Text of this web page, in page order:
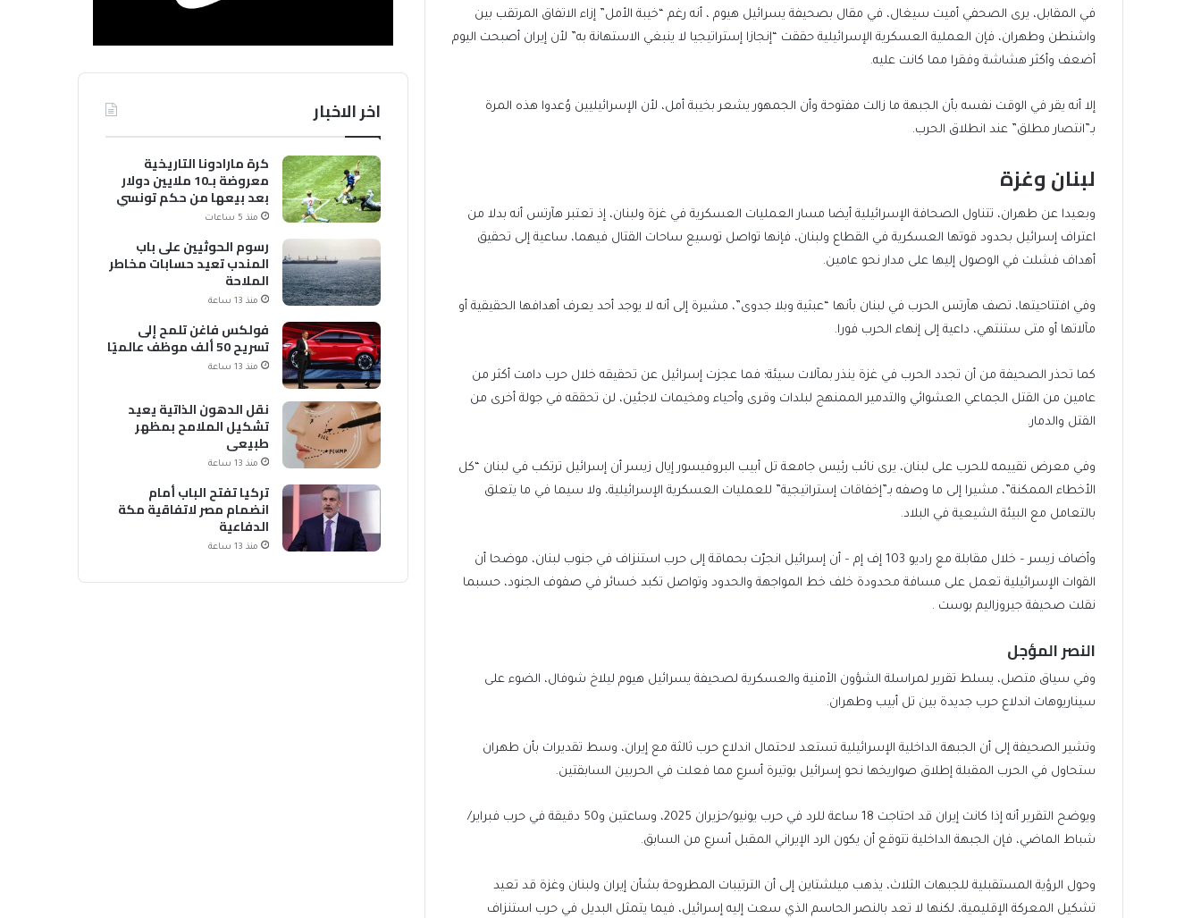
في المقابل، يرى الصحفي أميت سيغال، في مقال بصحيفة يسرائيل هيوم ، أنه رغم “خيبة الأمل” إزاء الاتفاق المرتقب بين
واشنطن وطهران، فإن العملية العسكرية الإسرائيلية حققت “إنجازا إستراتيجيا لا ينبغي الاستهانة به” لأن إيران أصبحت اليوم
أضعف وأكثر هشاشة وفقرا مما كانت عليه.
إلا أنه يقر في الوقت نفسه بأن الجبهة ما زالت مفتوحة وأن الجمهور يشعر بخيبة أمل، لأن الإسرائيليين وُعدوا هذه المرة
بـ”انتصار مطلق” عند انطلاق الحرب.
لبنان وغزة
وبعيدا عن طهران، تتناول الصحافة الإسرائيلية أيضا مسار العمليات العسكرية في غزة ولبنان، إذ تعتبر هآرتس أنه بدلا من
اعتراف إسرائيل بحدود قوتها العسكرية في القطاع ولبنان، فإنها تواصل توسيع ساحات القتال فيهما، ساعية إلى تحقيق
أهداف فشلت في الوصول إليها على مدار نحو عامين.
وفي افتتاحيتها، تصف هآرتس الحرب في لبنان بأنها “عبثية وبلا جدوى”، مشيرة إلى أنه لا يوجد أحد يعرف أهدافها الحقيقية أو
مآلاتها أو متى ستنتهي، داعية إلى إنهاء الحرب فورا.
كما تحذر الصحيفة من أن تجدد الحرب في غزة ينذر بمآلات سيئة؛ فما عجزت إسرائيل عن تحقيقه خلال حرب دامت أكثر من
عامين من القتل الجماعي العشوائي والتدمير الممنهج لبلدات وقرى وأحياء ومخيمات لاجئين، لن تحققه في جولة أخرى من
القتل والدمار.
وفي معرض تقييمه للحرب على لبنان، يرى نائب رئيس جامعة تل أبيب البروفيسور إيال زيسر أن إسرائيل ترتكب في لبنان “كل
الأخطاء الممكنة”، مشيرا إلى ما وصفه بـ”إخفاقات إستراتيجية” للعمليات العسكرية الإسرائيلية، ولا سيما في ما يتعلق
بالتعامل مع البيئة الشيعية في البلاد.
وأضاف زيسر – خلال مقابلة مع راديو 103 إف إم – أن إسرائيل انجرّت بحماقة إلى حرب استنزاف في جنوب لبنان، موضحا أن
القوات الإسرائيلية تعمل على مسافة محدودة خلف خط المواجهة والحدود وتواصل تكبد خسائر في صفوف الجنود، حسبما
نقلت صحيفة جيروزاليم بوست .
النصر المؤجل
وفي سياق متصل، يسلط تقرير لمراسلة الشؤون الأمنية والعسكرية لصحيفة يسرائيل هيوم ليلاخ شوفال، الضوء على
سيناريوهات اندلاع حرب جديدة بين تل أبيب وطهران.
وتشير الصحيفة إلى أن الجبهة الداخلية الإسرائيلية تستعد لاحتمال اندلاع حرب ثالثة مع إيران، وسط تقديرات بأن طهران
ستحاول في الحرب المقبلة إطلاق صواريخها نحو إسرائيل بوتيرة أسرع مما فعلت في الحربين السابقتين.
ويوضح التقرير أنه إذا كانت إيران قد احتاجت 18 ساعة للرد في حرب يونيو/حزيران 2025، وساعتين و50 دقيقة في حرب فبراير/
شباط الماضي، فإن الجبهة الداخلية تتوقع أن يكون الرد الإيراني المقبل أسرع من السابق.
وحول الرؤية المستقبلية للجبهات الثلاث، يذهب ميلشتاين إلى أن الترتيبات المطروحة بشأن إيران ولبنان وغزة قد تعيد
تشكيل المعركة الإقليمية، لكنها لا تعد بالنصر الحاسم الذي سعت إليه إسرائيل، فيما يتمثل البديل في حرب استنزاف
اخر الاخبار
كرة مارادونا التاريخية
معروضة بـ10 ملايين دولار
بعد بيعها من حكم تونسي
منذ 5 ساعات
رسوم الحوثيين على باب
المندب تعيد حسابات مخاطر
الملاحة
منذ 13 ساعة
فولكس فاغن تلمح إلى
تسريح 50 ألف موظف عالميًا
منذ 13 ساعة
نقل الدهون الذاتية يعيد
تشكيل الملامح بمظهر
طبيعي
منذ 13 ساعة
تركيا تفتح الباب أمام
انضمام مصر لاتفاقية مكة
الدفاعية
منذ 13 ساعة